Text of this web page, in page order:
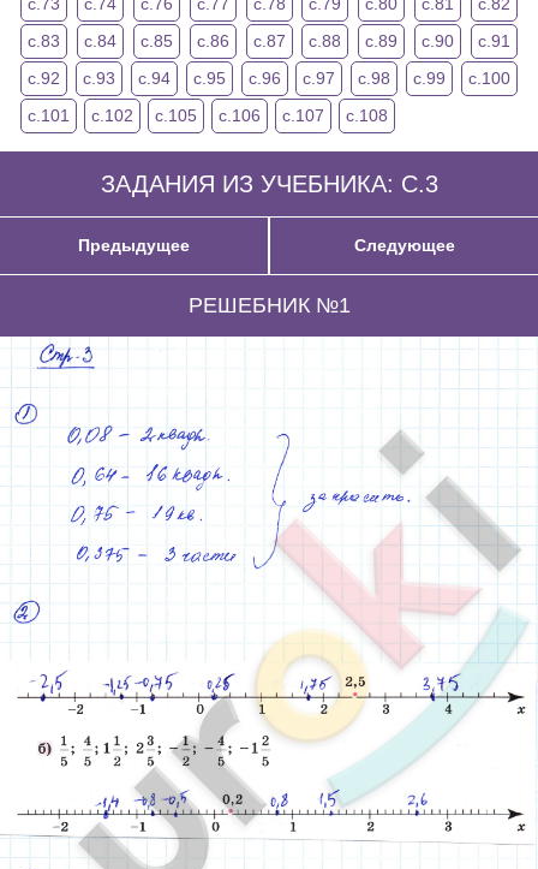
с.83
с.84 с.85 с.86 с.87 с.88 с.89 с.90
с.91
с.92
с.93 с.94 с.95 с.96 с.97 с.98 с.99
с.100
с.101
с.102 с.105 с.106 с.107 с.108
ЗАДАНИЯ ИЗ УЧЕБНИКА: С.3
Предыдущее Следующее
РЕШЕБНИК №1